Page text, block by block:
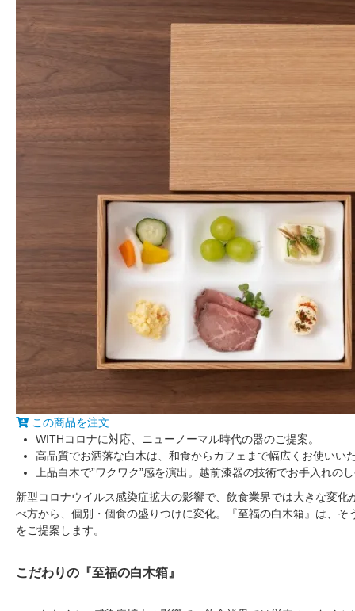
この商品を注文
WITHコロナに対応、ニューノーマル時代の器のご提案。
高品質でお洒落な白木は、和食からカフェまで幅広くお使いい
上品白木で”ワクワク”感を演出。越前漆器の技術でお手入れの
新型コロナウイルス感染症拡大の影響で、飲食業界では大きな変
べ方から、個別・個食の盛りつけに変化。『至福の白木箱』は、
をご提案します。
こだわりの『至福の白木箱』